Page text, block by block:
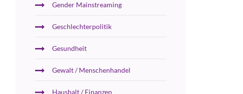
Gender Mainstreaming
Geschlechterpolitik
Gesundheit
Gewalt / Menschenhandel
Haushalt / Finanzen